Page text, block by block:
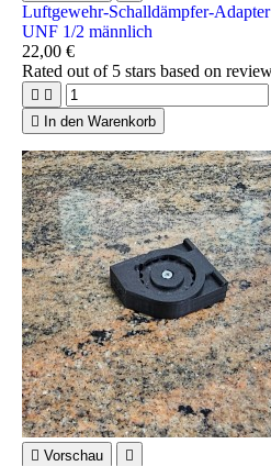
Luftgewehr-Schalldämpfer-
UNF 1/2 männlich
22,00 €
Rated out of 5 stars based on
 

In den Warenkorb
 Vorschau 